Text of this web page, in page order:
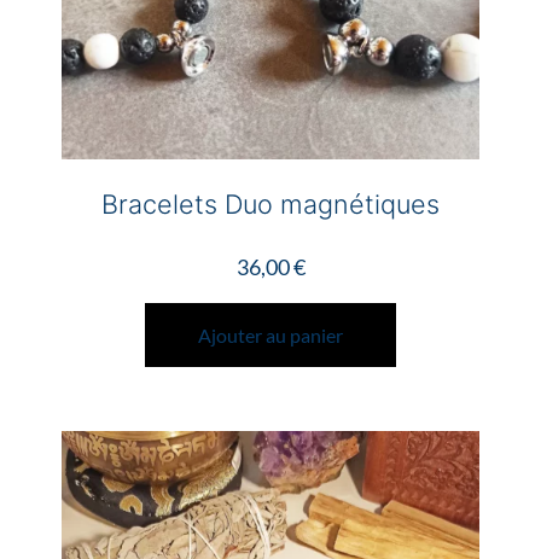
page
du
produit
Bracelets Duo magnétiques
36,00€
Ajouter au panier